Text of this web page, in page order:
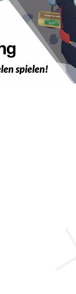
spielen!